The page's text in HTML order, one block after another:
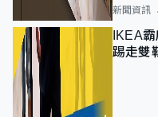
新聞資訊
IKEA
踢走雙